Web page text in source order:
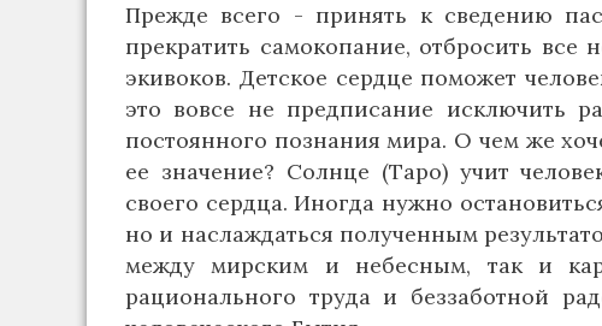
Прежде всего - принять к сведению
прекратить самокопание, отбросить
экивоков. Детское сердце поможет
это вовсе не предписание исключить
постоянного познания мира. О чем же
ее значение? Солнце (Таро) учит
своего сердца. Иногда нужно
но и наслаждаться полученным
между мирским и небесным, так и
рационального труда и беззаботной